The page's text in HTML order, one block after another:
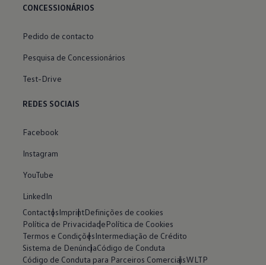
CONCESSIONÁRIOS
Pedido de contacto
Pesquisa de Concessionários
Test-Drive
REDES SOCIAIS
Facebook
Instagram
YouTube
LinkedIn
ContactosImprintDefinições de cookies
Política de PrivacidadePolítica de Cookies
Termos e CondiçõesIntermediação de Crédito
Sistema de DenúnciaCódigo de Conduta
Código de Conduta para Parceiros ComerciaisWLTP